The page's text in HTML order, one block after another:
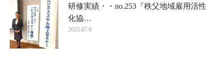
研修実績・・no.253『秩父地域雇用活性
化協…
2025.07.9